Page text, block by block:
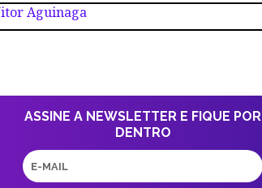
Aguinaga
ASSINE A NEWSLETTER E FIQUE POR
DENTRO
E-
mail